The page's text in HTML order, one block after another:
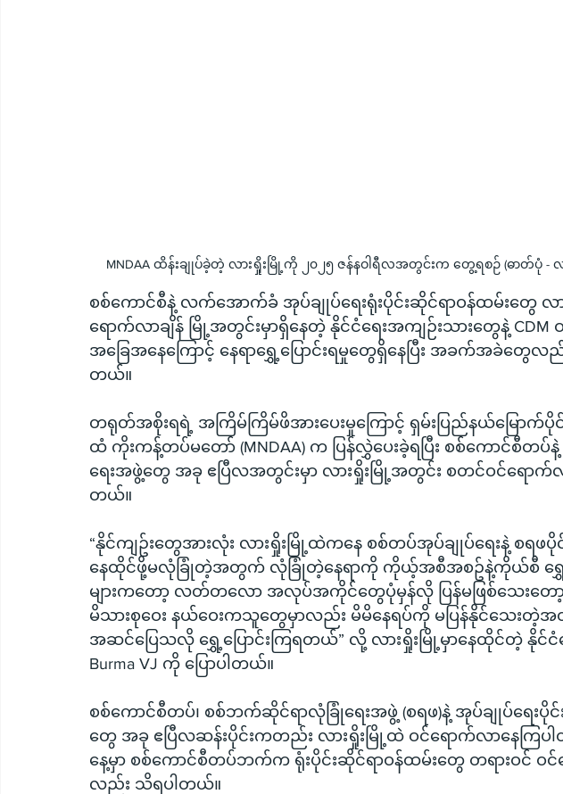
MNDAA ထိန်းချုပ်ခဲ့တဲ့ လားရှိုးမြို့ကို ၂၀၂၅ ဇန်နဝါရီလအတွင်းက တွေ့ရစဉ် (ဓာတ်ပုံ -
စစ်ကောင်စီနဲ့ လက်အောက်ခံ အုပ်ချုပ်ရေးရုံးပိုင်းဆိုင်ရာဝန်ထမ်းတွေ လ
ရောက်လာချိန် မြို့အတွင်းမှာရှိနေတဲ့ နိုင်ငံရေးအကျဉ်းသားတွေနဲ့ CDM
အခြေအနေကြောင့် နေရာရွှေ့ပြောင်းရမှုတွေရှိနေပြီး အခက်အခဲတွေ
တယ်။
တရုတ်အစိုးရရဲ့ အကြိမ်ကြိမ်ဖိအားပေးမှုကြောင့် ရှမ်းပြည်နယ်မြောက်ပို
ထံ ကိုးကန့်တပ်မတော် (MNDAA) က ပြန်လွှဲပေးခဲ့ရပြီး စစ်ကောင်စီ
ရေးအဖွဲ့တွေ အခု ဧပြီလအတွင်းမှာ လားရှိုးမြို့အတွင်း စတင်ဝင်ရောက်လ
တယ်။
“နိုင်ကျဥ်းတွေအားလုံး လားရှိုးမြို့ထဲကနေ စစ်တပ်အုပ်ချုပ်ရေးနဲ့ စရဖ
နေထိုင်ဖို့မလုံခြုံတဲ့အတွက် လုံခြုံတဲ့နေရာကို ကိုယ့်အစီအစဥ်နဲ့ကိုယ်စီ ရွှေ့က
များကတော့ လတ်တလော အလုပ်အကိုင်တွေပုံမှန်လို ပြန်မဖြစ်သေးတေ
မိသားစုဝေး နယ်ဝေးကသူတွေမှာလည်း မိမိနေရပ်ကို မပြန်နိုင်သေး
အဆင်ပြေသလို ရွှေ့ပြောင်းကြရတယ်” လို့ လားရှိုးမြို့မှာနေထိုင်တဲ့ နိုင်
Burma VJ ကို ပြောပါတယ်။
စစ်ကောင်စီတပ်၊ စစ်ဘက်ဆိုင်ရာလုံခြုံရေးအဖွဲ့ (စရဖ)နဲ့ အုပ်ချုပ်ရေးပိုင်း
တွေ အခု ဧပြီလဆန်းပိုင်းကတည်း လားရှိုးမြို့ထဲ ဝင်ရောက်လာနေကြပ
နေ့မှာ စစ်ကောင်စီတပ်ဘက်က ရုံးပိုင်းဆိုင်ရာဝန်ထမ်းတွေ တရားဝင်
လည်း သိရပါတယ်။